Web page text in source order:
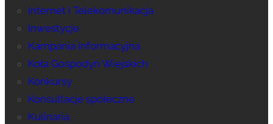
Internet i Telekomunikacja
Inwestycje
Kampania informacyjna
Koła Gospodyń Wiejskich
Konkursy
Konsultacje społeczne
Kulinaria